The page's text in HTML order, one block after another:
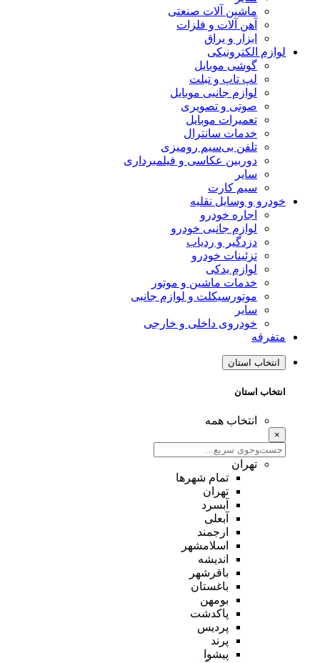
ماشین آلات صنعتی
آهن آلات و فلزات
ابزار و یراق
لوازم الکترونیکی
گوشی موبایل
لپ تاپ و تبلت
لوازم جانبی موبایل
صوتی و تصویری
تعمیرات موبایل
خدمات سانترال
تلفن بی‌سیم رومیزی
دوربین عکاسی و فیلمبرداری
سایر
سیم کارت
خودرو و وسایل نقلیه
اجاره خودرو
لوازم جانبی خودرو
دزدگیر و ردیاب
تزئینات خودرو
لوازم یدکی
خدمات ماشین و موتور
موتورسیکلت و لوازم جانبی
سایر
خودروی داخلی و خارجی
متفرقه
انتخاب استان
انتخاب استان
انتخاب همه
×
تهران
تمام شهر‌ها
تهران
آبسرد
آبعلی
ارجمند
اسلامشهر
اندیشه
باقرشهر
باغستان
بومهن
پاکدشت
پردیس
پرند
پیشوا